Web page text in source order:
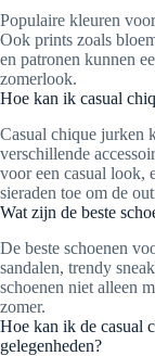
Populaire kleuren
Ook prints zoals
en patronen kunnen
zomerlook.
Hoe kan ik casual
Casual chique jurken
verschillende
voor een casual look,
sieraden toe om de
Wat zijn de beste
De beste schoenen
sandalen, trendy
schoenen niet alleen
zomer.
Hoe kan ik de casual
gelegenheden?